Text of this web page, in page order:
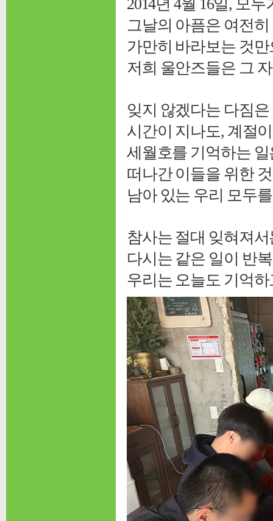
2014년 4월 16일, 모
그날의 아픔은 여전
가만히 바라보는 것
저희 울안즈들은 그
잊지 않겠다는 다짐은
시간이 지나도, 계절
세월호를 기억하는 일
떠나간 이들을 위한
남아 있는 우리 모두
참사는 절대 잊혀져
다시는 같은 일이 반
우리는 오늘도 기억